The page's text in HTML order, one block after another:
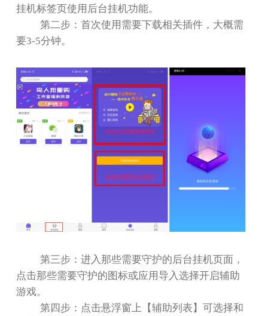
挂机标签页使用后台挂机功能。
第二步：首次使用需要下载相关插件，大概需
要3-5分钟。
第三步：进入那些需要守护的后台挂机页面，
点击那些需要守护的图标或应用导入选择开启辅助
游戏。
第四步：点击悬浮窗上【辅助列表】可选择和